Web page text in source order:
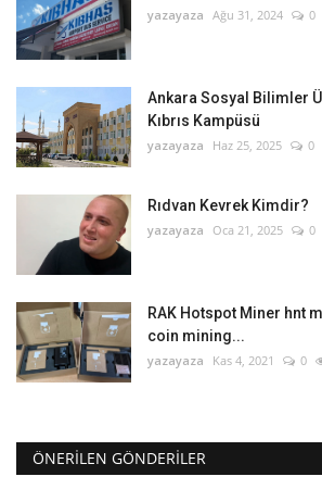
yazayaza Ağu 31, 2024 0
Ankara Sosyal Bilimler
Kıbrıs Kampüsü
yazayaza Haz 25, 2025 0
Rıdvan Kevrek Kimdir?
yazayaza Oca 21, 2025 0
RAK Hotspot Miner hnt
coin mining...
yazayaza Kas 4, 2021 0
ÖNERILEN GÖNDERILER